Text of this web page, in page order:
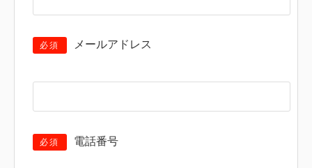
必須 メールアドレス
必須 電話番号